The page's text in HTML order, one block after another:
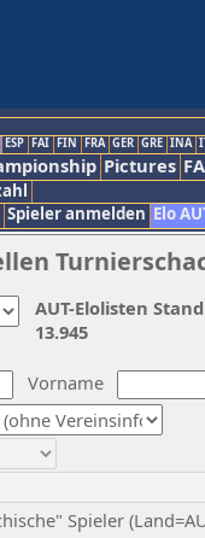
ESP FAI FIN FRA GER GRE INA
Pictures
Spieler anmelden Elo
Vorname
Spieler
AUT-Elolisten
13.945